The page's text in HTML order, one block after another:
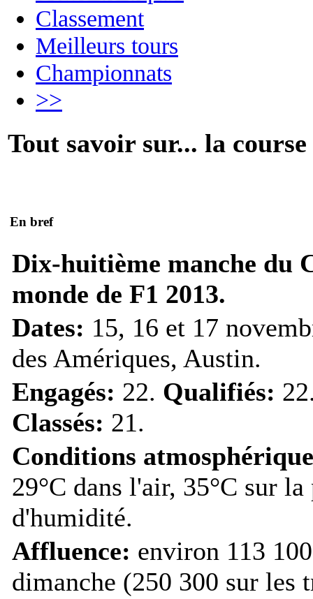
Classement
Meilleurs tours
Championnats
>>
Tout savoir sur... la course
En bref
Dix-huitième manche du
monde de F1 2013.
Dates: 15, 16 et 17
des Amériques, Austin.
Engagés: 22. Qualifiés:
Classés: 21.
Conditions
29°C dans l'air, 35°C sur
d'humidité.
Affluence: environ 113
dimanche (250 300 sur les